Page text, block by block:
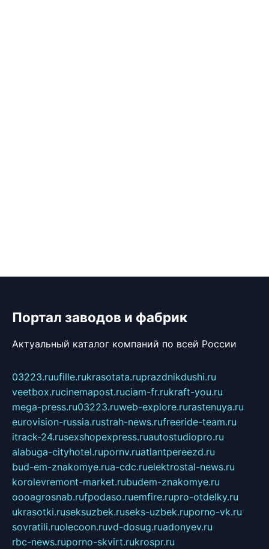
Портал заводов и фабрик
Актуальный каталог компаний по всей России
03223.ruufille.rukrasotata.ruprazdnikdushi.ru
veetbox.rucinemapost.ruciam-fr.rukraft-you.ru
mega-press.ru03223.ruweb-explore.rurastenuya.ru
eurovision-russia.rustrah-news.rufreeride-team.ru
itrack-24.rusexshopexpress.ruautostudiopro.ru
alabuga-cityhotel.rupornv.ruatlantpereezd.ru
bud-em-znakomye.rua-cdc.ruelektrostal-news.ru
korolevremont-market.rubudem-znakomye.ru
oooagrosnab.rufpodaso.ruemfire.rupro-otdelky.ru
ukrasotki.ruseksuzbek.ruseks-uzbek.ruporno-vk.ru
sovratili.ruolecoon.ruvd-dosug.ruadonyev.ru
rbc-news.ruporno-skvirt.rukrospr.ru